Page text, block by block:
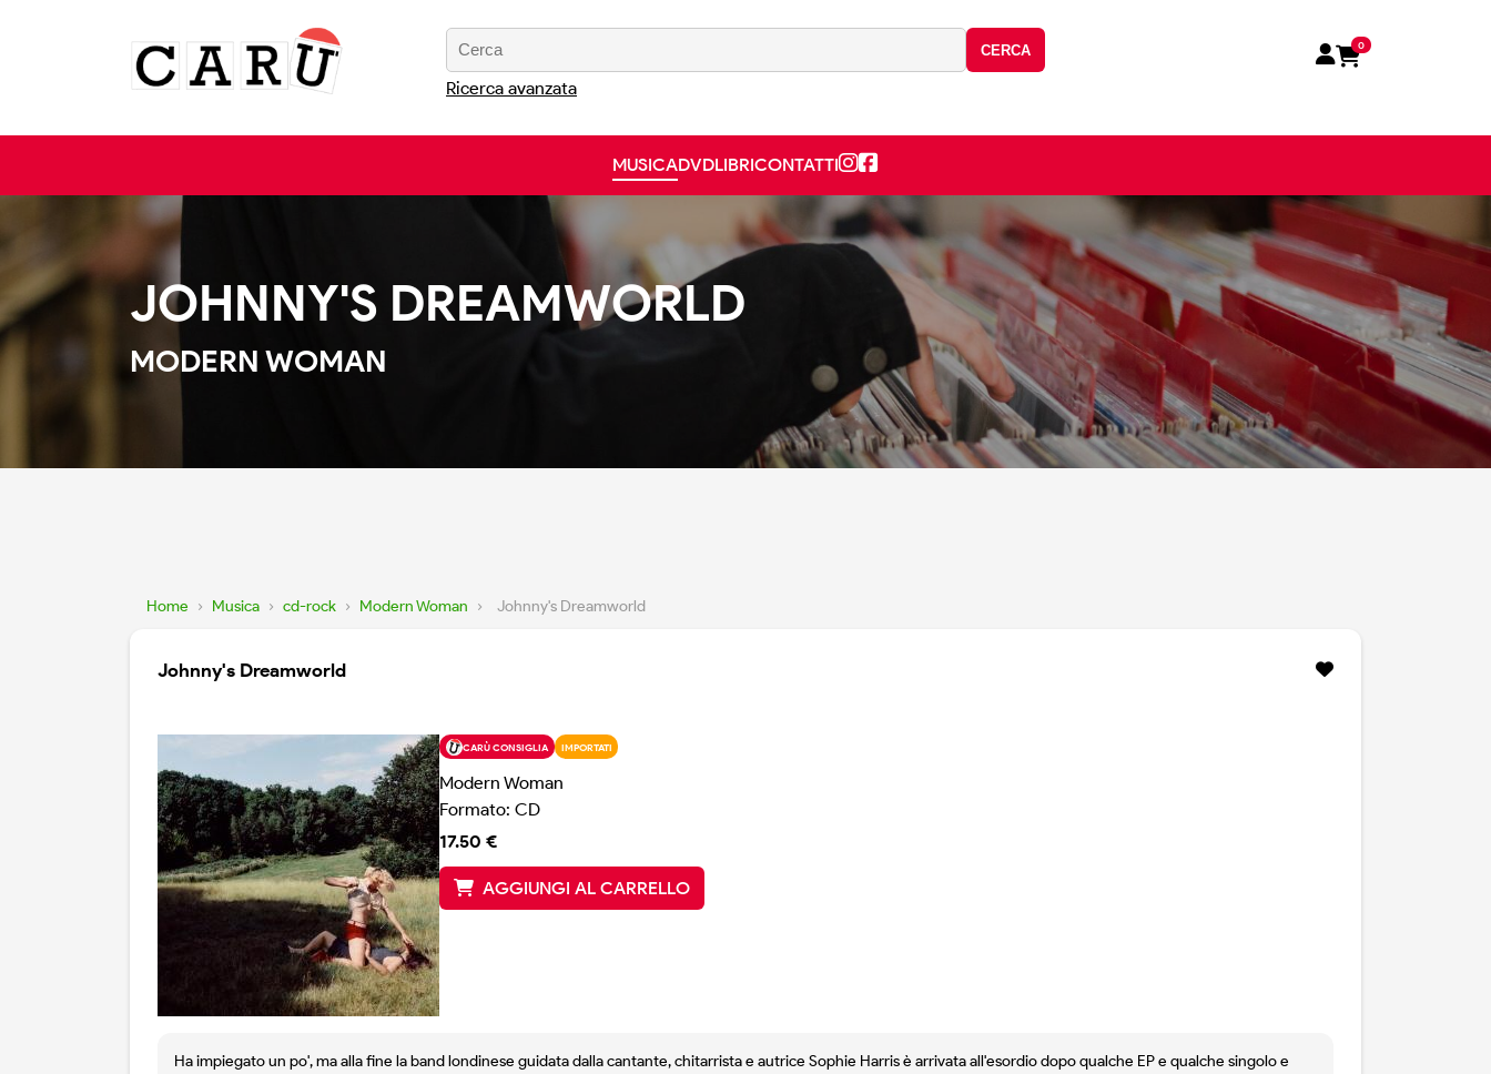
CERCA
Ricerca avanzata
0
MUSICADVDLIBRICONTATTI
JOHNNY'S DREAMWORLD
MODERN WOMAN
Home › Musica › cd-rock › Modern Woman › Johnny's Dreamworld
Johnny's Dreamworld
CARÙ CONSIGLIA IMPORTATI
Modern Woman
Formato: CD
17.50 €
AGGIUNGI AL CARRELLO
Ha impiegato un po', ma alla fine la band londinese guidata dalla cantante, chitarrista e autrice Sophie Harris è arrivata all'esordio dopo qualche EP e qualche singolo e